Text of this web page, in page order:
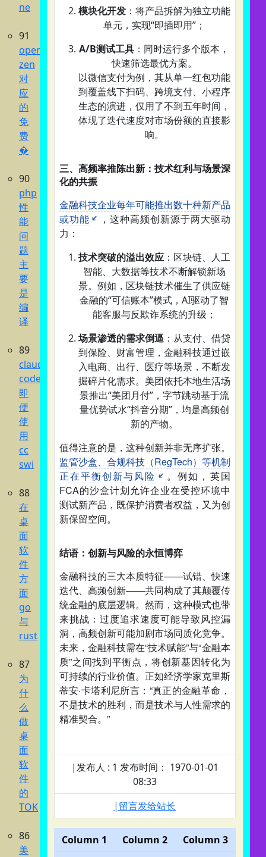
ne
91
opencode
zen
对
应
的
免
费
�
90
php
性
能
问
题
主
要
是
编
译
89
claude
code
即
便
使
用
cc
swi
88
在
桌
面
软
件
方
面
go
与
rust
87
为
什
么
做
桌
面
软
件
的
TOK
86
美
模块化开发：将产品拆解为独立功能
单元，实现“即插即用”；
A/B测试工具 ：同时运行多个版本，
快速筛选最优方案。
以微信支付为例，其从单一红包功能
到覆盖线下扫码、跨境支付、小程序
生态的演进，仅用了不到五年时间，
体现了迭代速度对市场份额的直接影
响。
三、高频率推陈出新：技术红利与场景深
化的共振
金融科技企业每年可能推出数十种新产品
或功能
，这种高频创新源于两大驱动
力：
技术突破的溢出效应：区块链、人工
智能、大数据等技术不断解锁新场
景。例如，区块链技术催生了供应链
金融的“可信账本”模式，AI驱动了智
能客服与反欺诈系统的升级；
场景渗透的需求倒逼：从支付、借贷
到保险、财富管理，金融科技通过嵌
入电商、出行、医疗等场景，不断发
掘碎片化需求。美团依托本地生活场
景推出“美团月付”，字节跳动基于流
量优势试水“抖音分期”，均是高频创
新的产物。
值得注意的是，这种创新并非无序扩张。
监管沙盒、合规科技（RegTech）等机制
正在平衡创新与风险
。例如，英国
FCA的沙盒计划允许企业在受控环境中
测试新产品，既保护消费者权益，又为创
新保留空间。
结语：创新与风险的永恒博弈
金融科技的三大本质特征——试错、快速
迭代、高频创新——共同构成了其颠覆传
统金融的底层逻辑。然而，这种模式也带
来挑战：过度追求速度可能导致风控漏
洞，高频创新可能加剧市场同质化竞争。
未来，金融科技需在“技术赋能”与“金融本
质”之间找到平衡点，将创新基因转化为
可持续的行业价值。正如经济学家克里斯
蒂安·卡塔利尼所言：“真正的金融革命，
不是技术的胜利，而是技术与人性需求的
精准契合。”
|发布人 : 1 发布时间： 1970-01-01
08:33
|留言发给站长
Column 1 Column 2
Column 3